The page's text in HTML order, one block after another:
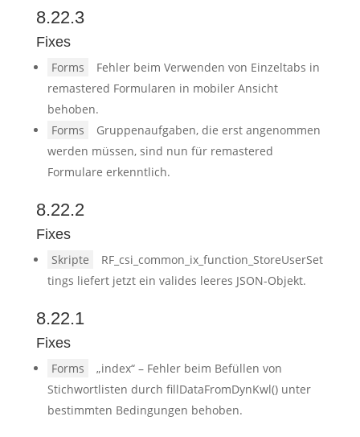
8.22.3
Fixes
Forms
Fehler beim Verwenden von Einzeltabs in
remastered Formularen in mobiler Ansicht
behoben.
Forms
Gruppenaufgaben, die erst angenommen
werden müssen, sind nun für remastered
Formulare erkenntlich.
8.22.2
Fixes
Skripte
RF_csi_common_ix_function_StoreUserSet
tings liefert jetzt ein valides leeres JSON-Objekt.
8.22.1
Fixes
Forms
„index“ – Fehler beim Befüllen von
Stichwortlisten durch fillDataFromDynKwl() unter
bestimmten Bedingungen behoben.